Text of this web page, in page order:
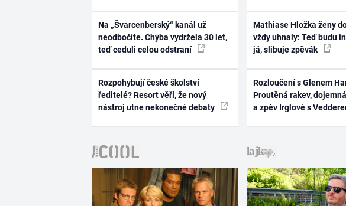
Na „Švarcenberský“ kanál už
neodbočíte. Chyba vydržela 30 let,
teď ceduli celou odstraní
Rozpohybují české školství
ředitelé? Resort věří, že nový
nástroj utne nekonečné debaty
Mathiase Hložka ženy
vždy uhnaly: Teď budu
já, slibuje zpěvák
Rozloučení s Glenem
Proutěná rakev,
a zpěv Irglové s